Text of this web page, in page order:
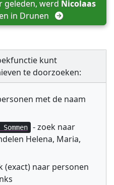
geleden, werd Nicolaas
in Drunen
kunt
te doorzoeken:
met de naam
- zoek naar
Helena, Maria,
(exact) naar personen